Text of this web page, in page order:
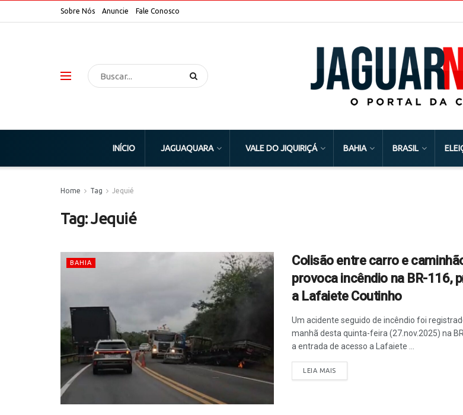
Sobre Nós Anuncie Fale Conosco
INÍCIO JAGUAQUARA VALE DO JIQUIRIÇÁ BAHIA BRASIL
Home Tag Jequié
Tag:Jequié
BAHIA
Colisão entre carro e
provoca incêndio na BR-116,
a Lafaiete Coutinho
Um acidente seguido de incêndio foi
manhã desta quinta-feira (27.nov.2025) na
a entrada de acesso a Lafaiete ...
LEIA MAIS